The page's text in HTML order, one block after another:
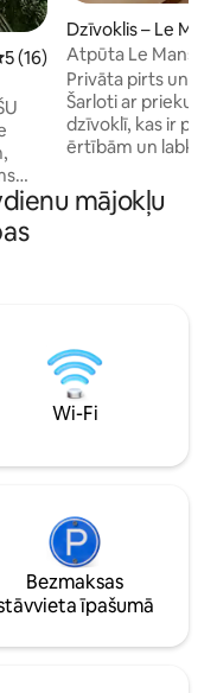
vērtējums: 5 no 5,
5 (16)
ar
Dzīvoklis – Le
Atpūta Le Mansā
balneoterapija
Privāta pirts un spa
Šarloti ar prieku
dzīvoklī, kas ir
ērtībām un
bijušo
mūsdienīgu un
vai dodaties
mājokļu
Wi-Fi
Bezmaksas
īpašumā